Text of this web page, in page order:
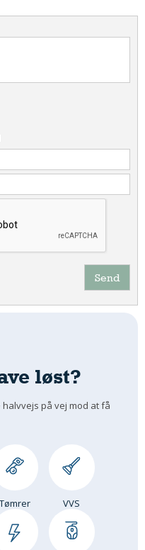
Send
løst?
på vej mod at få
Tømrer VVS